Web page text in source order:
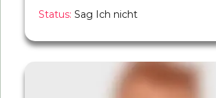
Status: Sag Ich nicht